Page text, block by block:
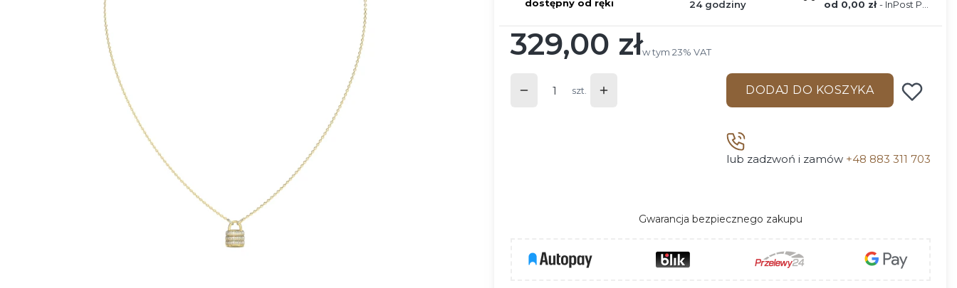
dostępny od ręki
24 godziny
od 0,00 zł- InPost Paczkomaty 24/7
Cena
329,00 złw tym 23% VAT
w tym 23% VAT
szt. DODAJ DO KOSZYKA
lub zadzwoń i zamów +48 883 311 703
Gwarancja bezpiecznego zakupu